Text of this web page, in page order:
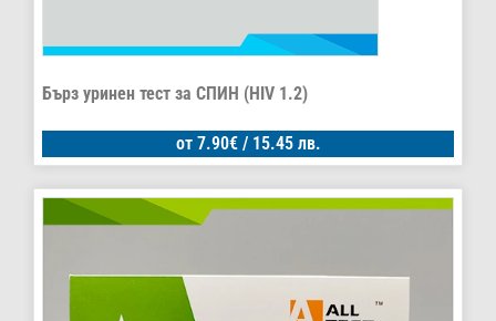
Бърз уринен тест за СПИН (HIV 1.2)
от 7.90€/ 15.45 лв.